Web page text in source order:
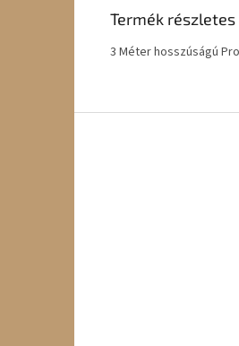
Termék
3 Méter hosszúságú